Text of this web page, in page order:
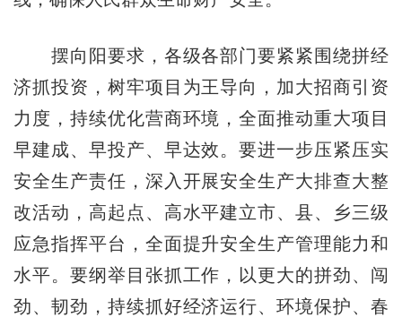
摆向阳要求，各级各部门要紧紧围绕拼经
济抓投资，树牢项目为王导向，加大招商引资
力度，持续优化营商环境，全面推动重大项目
早建成、早投产、早达效。要进一步压紧压实
安全生产责任，深入开展安全生产大排查大整
改活动，高起点、高水平建立市、县、乡三级
应急指挥平台，全面提升安全生产管理能力和
水平。要纲举目张抓工作，以更大的拼劲、闯
劲、韧劲，持续抓好经济运行、环境保护、春